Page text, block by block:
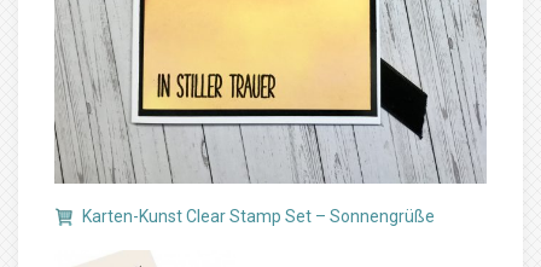
Karten-Kunst Clear Stamp Set – Sonnengrüße